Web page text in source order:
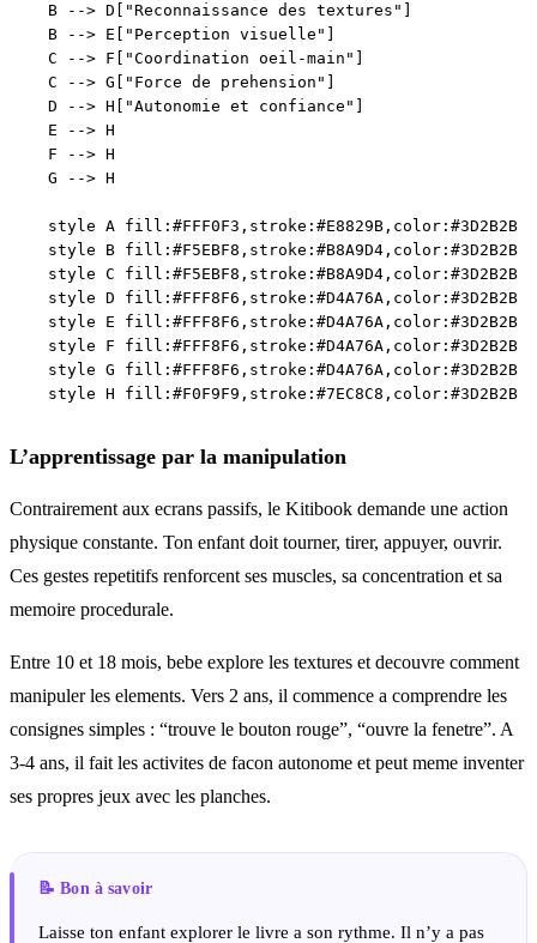
    B --> D["Reconnaissance des textures"]
    B --> E["Perception visuelle"]
    C --> F["Coordination oeil-main"]
    C --> G["Force de prehension"]
    D --> H["Autonomie et confiance"]
    E --> H
    F --> H
    G --> H
    style A fill:#FFF0F3,stroke:#E8829B,color:#3D2B2B
    style B fill:#F5EBF8,stroke:#B8A9D4,color:#3D2B2B
    style C fill:#F5EBF8,stroke:#B8A9D4,color:#3D2B2B
    style D fill:#FFF8F6,stroke:#D4A76A,color:#3D2B2B
    style E fill:#FFF8F6,stroke:#D4A76A,color:#3D2B2B
    style F fill:#FFF8F6,stroke:#D4A76A,color:#3D2B2B
    style G fill:#FFF8F6,stroke:#D4A76A,color:#3D2B2B
L’apprentissage par la manipulation
Contrairement aux ecrans passifs, le Kitibook demande une action
physique constante. Ton enfant doit tourner, tirer, appuyer, ouvrir.
Ces gestes repetitifs renforcent ses muscles, sa concentration et sa
memoire procedurale.
Entre 10 et 18 mois, bebe explore les textures et decouvre comment
manipuler les elements. Vers 2 ans, il commence a comprendre les
consignes simples : “trouve le bouton rouge”, “ouvre la fenetre”. A
3-4 ans, il fait les activites de facon autonome et peut meme inventer
ses propres jeux avec les planches.
Laisse ton enfant explorer le livre a son rythme. Il n’y a pas